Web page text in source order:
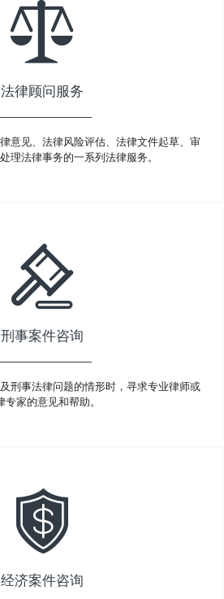
法律顾问服务
意见、法律风险评估、法律文件起草、审
理法律事务的一系列法律服务。
刑事案件咨询
刑事法律问题的情形时，寻求专业律师或
专家的意见和帮助。
经济案件咨询